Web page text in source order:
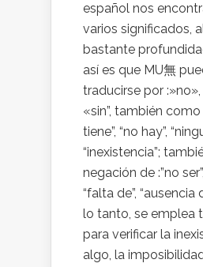
español nos
varios significados,
bastante
así es que MU無
traducirse por
«sin”, también como
tiene”, “no hay”,
“inexistencia”;
negación de :”no
“falta de”, “ausencia
lo tanto, se emplea
para verificar la
algo, la